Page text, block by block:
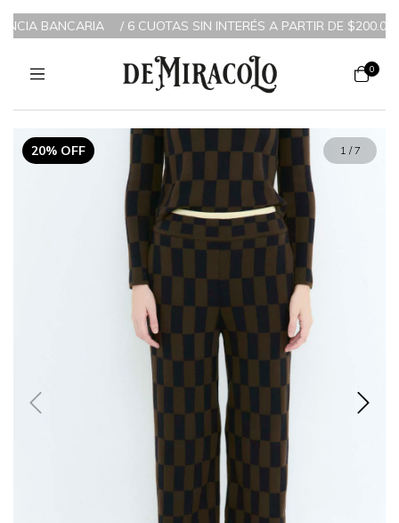
BANCARIA / 6 CUOTAS SIN INTERÉS A PARTIR DE
0
20% OFF 1 /7